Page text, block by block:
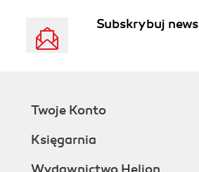
Subskrybuj
Twoje Konto
Księgarnia